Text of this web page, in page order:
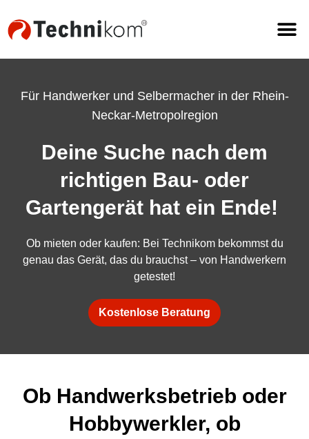
Für Handwerker und Selbermacher in der Rhein-
Neckar-Metropolregion
Deine Suche nach dem
richtigen Bau- oder
Gartengerät hat ein Ende!
Ob mieten oder kaufen: Bei Technikom bekommst du
genau das Gerät, das du brauchst – von Handwerkern
getestet!
Kostenlose Beratung
Ob Handwerksbetrieb oder
Hobbywerkler, ob